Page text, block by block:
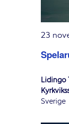
23
Lidingö
Sverige